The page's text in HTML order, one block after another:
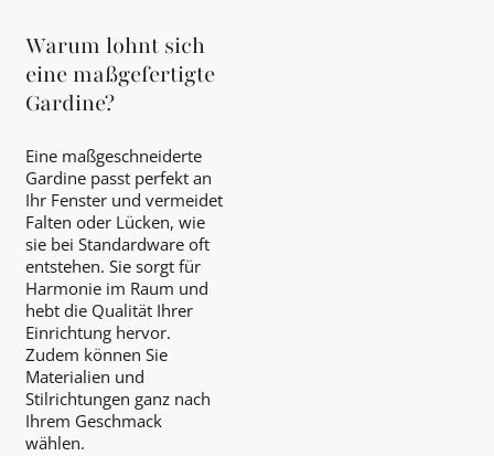
Warum lohnt sich
eine maßgefertigte
Gardine?
Eine maßgeschneiderte
Gardine passt perfekt an
Ihr Fenster und vermeidet
Falten oder Lücken, wie
sie bei Standardware oft
entstehen. Sie sorgt für
Harmonie im Raum und
hebt die Qualität Ihrer
Einrichtung hervor.
Zudem können Sie
Materialien und
Stilrichtungen ganz nach
Ihrem Geschmack
wählen.